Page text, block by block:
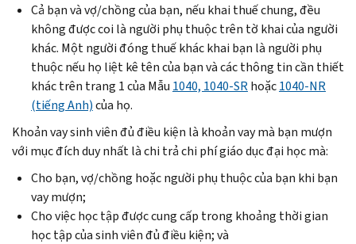
Cả bạn và vợ/chồng của bạn, nếu khai thuế chung, đều
không được coi là người phụ thuộc trên tờ khai của người
khác. Một người đóng thuế khác khai bạn là người phụ
thuộc nếu họ liệt kê tên của bạn và các thông tin cần thiết
khác trên trang 1 của Mẫu 1040, 1040-SRhoặc1040-NR
(tiếng Anh)của họ.
Khoản vay sinh viên đủ điều kiện là khoản vay mà bạn mượn
với mục đích duy nhất là chi trả chi phí giáo dục đại học mà:
Cho bạn, vợ/chồng hoặc người phụ thuộc của bạn khi bạn
vay mượn;
Cho việc học tập được cung cấp trong khoảng thời gian
học tập của sinh viên đủ điều kiện; và